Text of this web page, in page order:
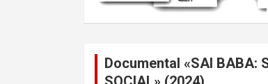
Documental «SAI BABA: